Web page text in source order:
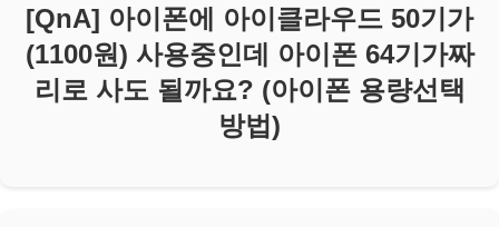
[QnA] 아이폰에 아이클라우드 50기가
(1100원) 사용중인데 아이폰 64기가짜
리로 사도 될까요? (아이폰 용량선택
방법)